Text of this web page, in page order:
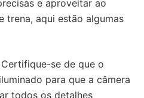
e aproveitar ao
trena, aqui estão algumas
Certifique-se de que o
para que a câmera
todos os detalhes